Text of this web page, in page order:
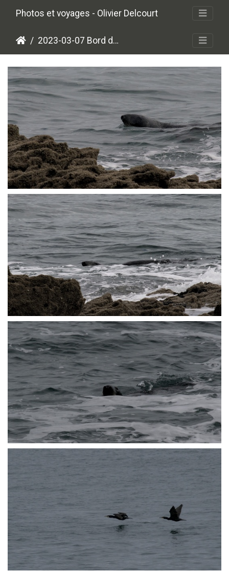
Photos et voyages - Olivier Delcourt
2023-03-07 Bord de mer
P3072472
P3072473
P3072475